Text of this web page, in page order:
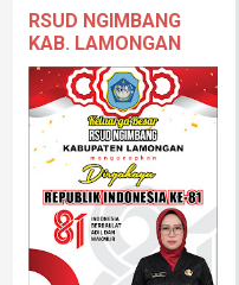
RSUD NGIMBANG
KAB. LAMONGAN